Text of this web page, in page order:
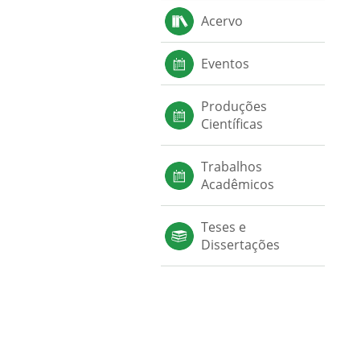
Acervo
Eventos
Produções
Científicas
Trabalhos
Acadêmicos
Teses e
Dissertações